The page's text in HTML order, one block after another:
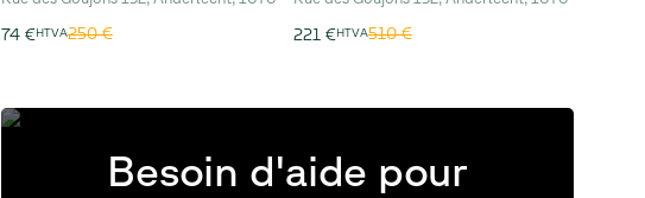
Besoin d'aide pour
74 €HTVA250 € 221 €HTVA510 €